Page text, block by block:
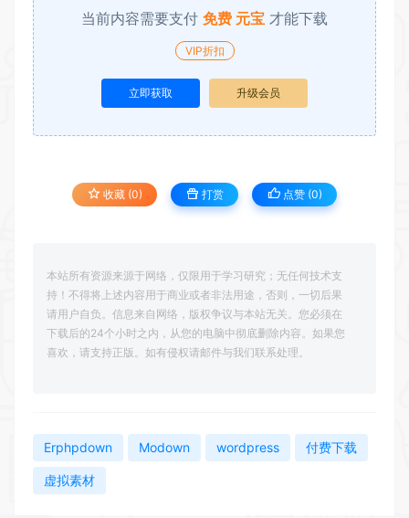
当前内容需要支付 免费 元宝 才能下载
VIP折扣
立即获取 升级会员
收藏 (0) 打赏 点赞 (0)
本站所有资源来源于网络，仅限用于学习研究；无任何技术支
持！不得将上述内容用于商业或者非法用途，否则，一切后果
请用户自负。信息来自网络，版权争议与本站无关。您必须在
下载后的24个小时之内，从您的电脑中彻底删除内容。如果您
喜欢，请支持正版。如有侵权请邮件与我们联系处理。
Erphpdown Modown wordpress 付费下载
虚拟素材